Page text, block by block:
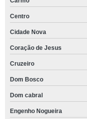
Centro
Cidade Nova
Coração de Jesus
Cruzeiro
Dom Bosco
Dom cabral
Engenho Nogueira